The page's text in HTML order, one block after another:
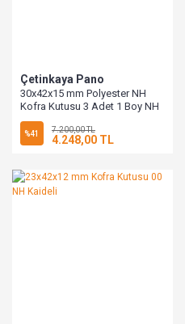
Çetinkaya Pano
30x42x15 mm Polyester NH
Kofra Kutusu 3 Adet 1 Boy NH
Takılabilir,Ip 54
%41 7.200,00 TL
4.248,00 TL